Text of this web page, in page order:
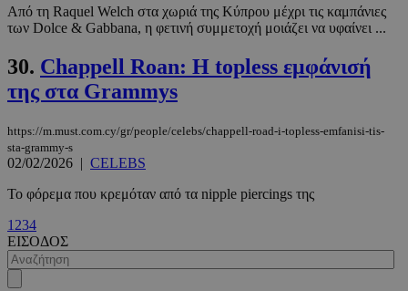
Από τη Raquel Welch στα χωριά της Κύπρου μέχρι τις καμπάνιες
των Dolce & Gabbana, η φετινή συμμετοχή μοιάζει να υφαίνει ...
30. Chappell Roan: Η topless εμφάνισή
της στα Grammys
https://m.must.com.cy/gr/people/celebs/chappell-road-i-topless-emfanisi-tis-
sta-grammy-s
02/02/2026 | CELEBS
Το φόρεμα που κρεμόταν από τα nipple piercings της
1 234
ΕΙΣΟΔΟΣ
.youtube.com